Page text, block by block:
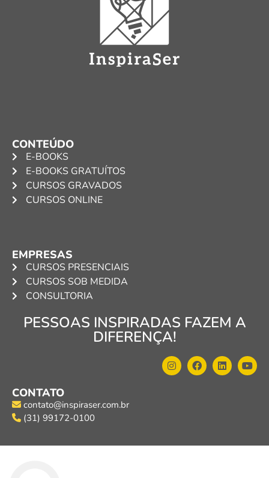
CONTEÚDO
E-BOOKS
E-BOOKS GRATUÍTOS
CURSOS GRAVADOS
CURSOS ONLINE
EMPRESAS
CURSOS PRESENCIAIS
CURSOS SOB MEDIDA
CONSULTORIA
PESSOAS INSPIRADAS FAZEM A
DIFERENÇA!
CONTATO
contato@inspiraser.com.br
(31) 99172-0100